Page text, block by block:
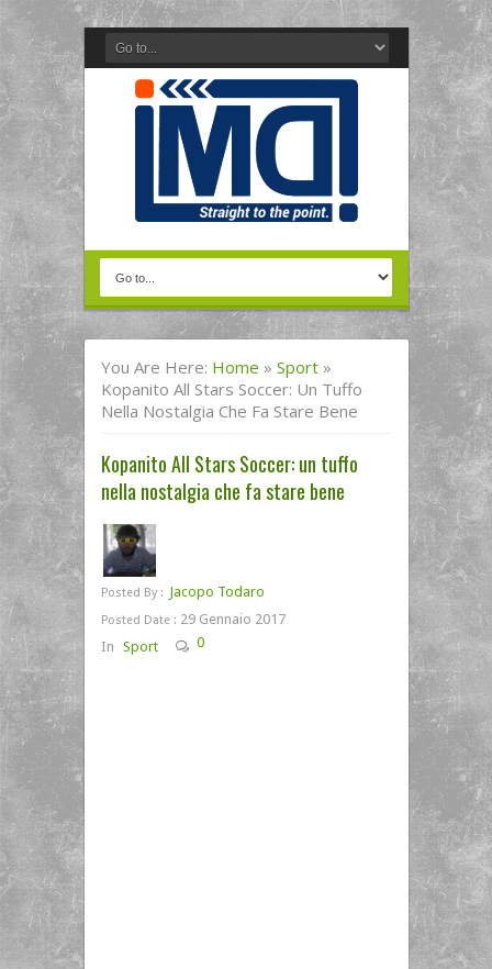
You Are Here: Home » Sport »
Kopanito All Stars Soccer: Un Tuffo
Nella Nostalgia Che Fa Stare Bene
Kopanito All Stars Soccer: un tuffo
nella nostalgia che fa stare bene
Posted By : Jacopo Todaro
Posted Date : 29 Gennaio 2017
In Sport 0